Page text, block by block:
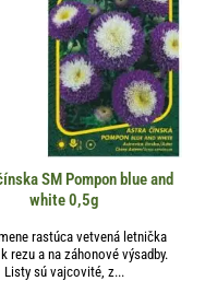
SM Pompon blue and
white 0,5g
rastúca vetvená letnička
rezu a na záhonové výsadby.
Listy sú vajcovité, z...